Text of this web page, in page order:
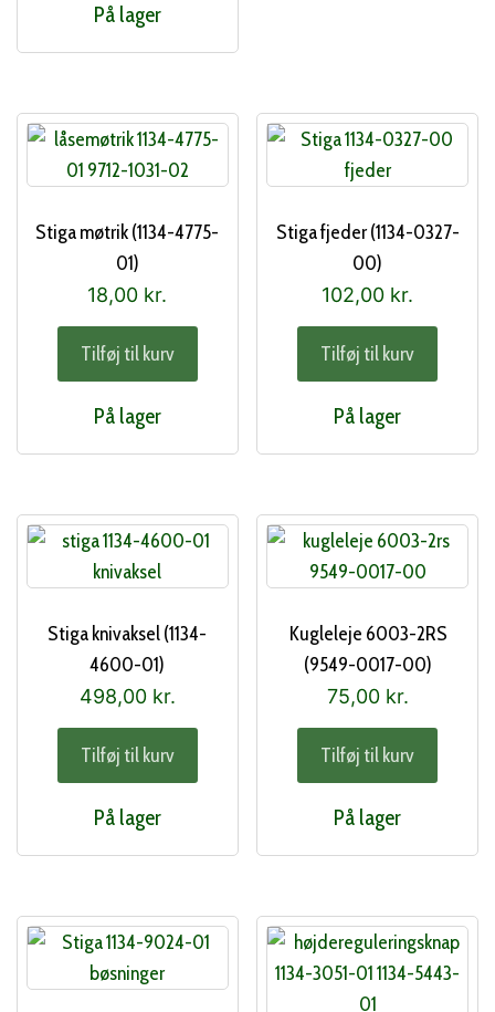
På lager
Stiga møtrik (1134-4775-
01)
18,00 kr.
Tilføj til kurv
På lager
Stiga fjeder (1134-0327-
00)
102,00 kr.
Tilføj til kurv
På lager
Stiga knivaksel (1134-
4600-01)
498,00 kr.
Tilføj til kurv
På lager
Kugleleje 6003-2RS
(9549-0017-00)
75,00 kr.
Tilføj til kurv
På lager